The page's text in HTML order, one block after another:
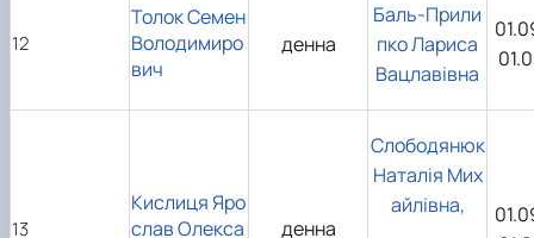
12
Толок Семен
Володимиро
вич
денна
Баль-Прили
пко Лариса
Вацлавівна
13
Кислиця Яро
слав Олекса
денна
Слободянюк
Наталія Мих
айлівна,